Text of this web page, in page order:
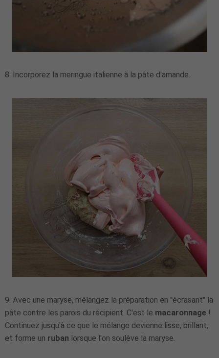
8. Incorporez la meringue italienne à la pâte d'amande.
9. Avec une maryse, mélangez la préparation en "écrasant" la
pâte contre les parois du récipient. C'est le macaronnage !
Continuez jusqu'à ce que le mélange devienne lisse, brillant,
et forme un ruban lorsque l'on soulève la maryse.